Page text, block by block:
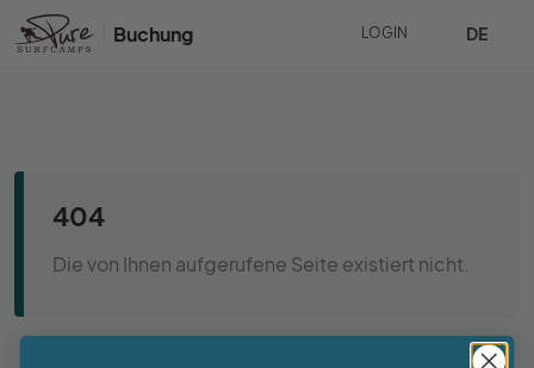
Buchung LOGIN DE
404
Die von Ihnen aufgerufene Seite existiert nicht.